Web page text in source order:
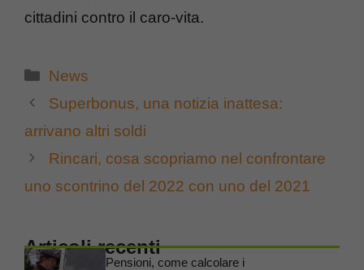
cittadini contro il caro-vita.
Categorie
News
Superbonus, una notizia inattesa:
arrivano altri soldi
Rincari, cosa scopriamo nel confrontare
uno scontrino del 2022 con uno del 2021
Articoli recenti
Pensioni, come calcolare i